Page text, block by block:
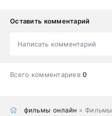
Оставить комментарий
Написать комментарий
Всего комментариев0
фильмы онлайн » Фильмы